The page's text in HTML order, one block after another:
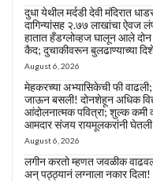
दुधा येथील मर्दडी देवी मंदिरात
दागिन्यांसह २.७७ लाखांचा ऐवज
हातात हँडग्लोव्हज घालून आले दोन
कैद; दुचाकीवरून बुलढाण्याच्या
August 6, 2026
मेहकरच्या अभ्यासिकेची फी
जाऊन बसली! दोनशेहून अधिक
आंदोलनात्मक पवित्रा; शुल्क कमी
आमदार संजय रायमूलकरांनी घेतली
August 6, 2026
लगीन करतो म्हणत जवळीक
अन् पठ्ठ्यानं लग्नाला नकार दिला!